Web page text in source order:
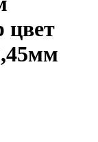
цвет